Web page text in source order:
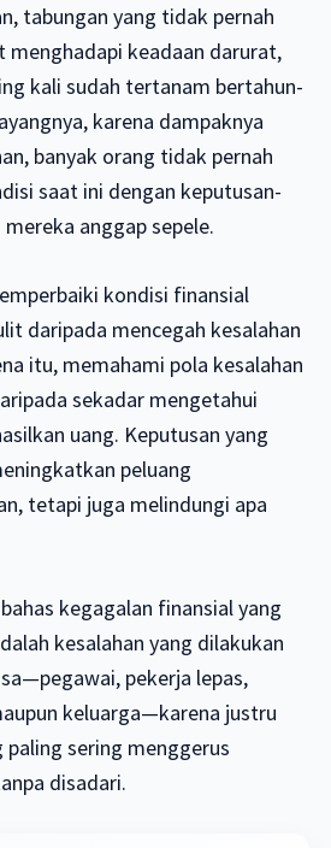
tabungan yang tidak pernah
menghadapi keadaan darurat,
kali sudah tertanam bertahun-
karena dampaknya
banyak orang tidak pernah
saat ini dengan keputusan-
anggap sepele.
kondisi finansial
daripada mencegah kesalahan
itu, memahami pola kesalahan
sekadar mengetahui
uang. Keputusan yang
peluang
tetapi juga melindungi apa
kegagalan finansial yang
kesalahan yang dilakukan
pekerja lepas,
keluarga—karena justru
paling sering menggerus
disadari.